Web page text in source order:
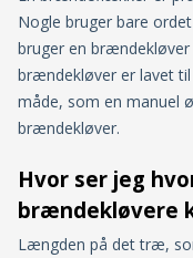
Nogle bruger bare
bruger en
brændekløver er lavet
måde, som en manuel
brændekløver.
Hvor ser jeg
brændekløvere
Længden på det træ,